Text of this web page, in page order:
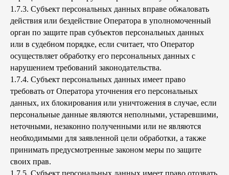
1.7.3. Субъект персональных данных вправе обжаловать
действия или бездействие Оператора в уполномоченный
орган по защите прав субъектов персональных данных
или в судебном порядке, если считает, что Оператор
осуществляет обработку его персональных данных с
нарушением требований законодательства.
1.7.4. Субъект персональных данных имеет право
требовать от Оператора уточнения его персональных
данных, их блокирования или уничтожения в случае, если
персональные данные являются неполными, устаревшими,
неточными, незаконно полученными или не являются
необходимыми для заявленной цели обработки, а также
принимать предусмотренные законом меры по защите
своих прав.
1.7.5. Субъект персональных данных имеет право отозвать